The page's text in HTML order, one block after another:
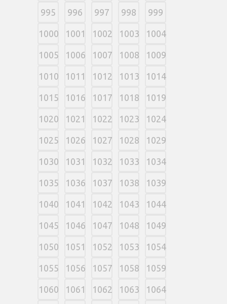
995 996 997 998 999
1000 1001 1002 1003 1004
1005 1006 1007 1008 1009
1010 1011 1012 1013 1014
1015 1016 1017 1018 1019
1020 1021 1022 1023 1024
1025 1026 1027 1028 1029
1030 1031 1032 1033 1034
1035 1036 1037 1038 1039
1040 1041 1042 1043 1044
1045 1046 1047 1048 1049
1050 1051 1052 1053 1054
1055 1056 1057 1058 1059
1060 1061 1062 1063 1064